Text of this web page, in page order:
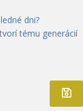
dni?
tému generácií